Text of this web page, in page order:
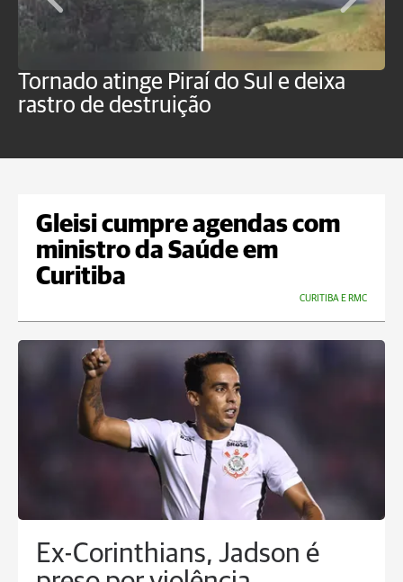
Tornado atinge Piraí do Sul e deixa
rastro de destruição
Gleisi cumpre agendas com
ministro da Saúde em
Curitiba
CURITIBA E RMC
Ex-Corinthians, Jadson é